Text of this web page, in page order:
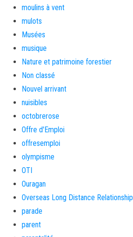
moulins à vent
mulots
Musées
musique
Nature et patrimoine forestier
Non classé
Nouvel arrivant
nuisibles
octobrerose
Offre d'Emploi
offresemploi
olympisme
OTI
Ouragan
Overseas Long Distance Relationship
parade
parent